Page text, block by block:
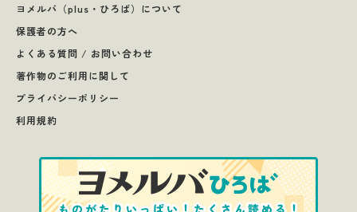
ヨメルバ（plus・ひろば）について
保護者の方へ
よくある質問 / お問い合わせ
著作物のご利用に関して
プライバシーポリシー
利用規約